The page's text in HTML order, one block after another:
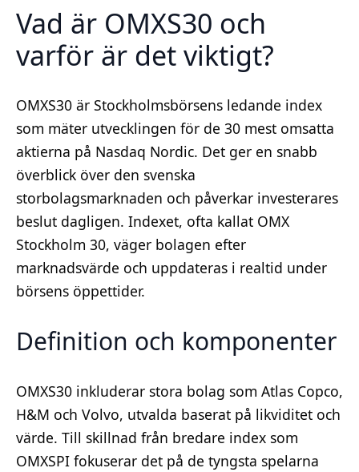
Vad är OMXS30 och
varför är det viktigt?
OMXS30 är Stockholmsbörsens ledande index
som mäter utvecklingen för de 30 mest omsatta
aktierna på Nasdaq Nordic. Det ger en snabb
överblick över den svenska
storbolagsmarknaden och påverkar investerares
beslut dagligen. Indexet, ofta kallat OMX
Stockholm 30, väger bolagen efter
marknadsvärde och uppdateras i realtid under
börsens öppettider.
Definition och komponenter
OMXS30 inkluderar stora bolag som Atlas Copco,
H&M och Volvo, utvalda baserat på likviditet och
värde. Till skillnad från bredare index som
OMXSPI fokuserar det på de tyngsta spelarna